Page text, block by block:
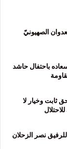
الصهيونيّ
باحتفال حاشد
ثابت وخيار لا
نصر الزحلان